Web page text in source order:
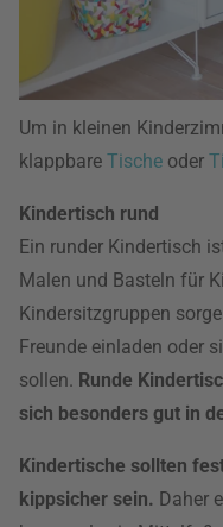
Um in kleinen
klappbare Tische oder
Kindertisch rund
Ein runder Kindertisch
Malen und Basteln für
Kindersitzgruppen
Freunde einladen oder
sollen. Runde
sich besonders gut in
Kindertische sollten
kippsicher sein. Daher